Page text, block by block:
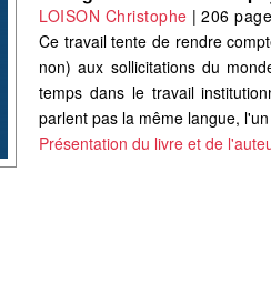
LOISON Christophe |206
Ce travail tente de rendre
non) aux sollicitations du
temps dans le travail
parlent pas la même langue,
Présentation du livre et de